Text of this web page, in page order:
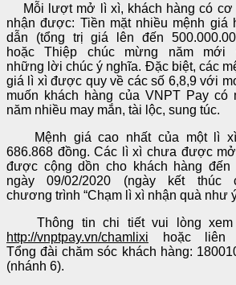
Mỗi lượt mở lì xì, khách hàng có cơ
nhận được: Tiền mặt nhiều mệnh giá
dẫn (tổng trị giá lên đến
hoặc Thiệp chúc mừng năm mới
những lời chúc ý nghĩa. Đặc biệt, các
giá lì xì được quy về các số 6,8,9 với
muốn khách hàng của VNPT Pay có
năm nhiều may mắn, tài lộc, sung túc.
Mệnh giá cao nhất của một lì
686.868 đồng. Các lì xì chưa được
được cộng dồn cho khách hàng đến
ngày 09/02/2020 (ngày kết thúc
chương trình “Chạm lì xì nhận quà như
Thông tin chi tiết vui lòng xem
http://vnptpay.vn/chamlixi hoặc liên
Tổng đài chăm sóc khách hàng:
(nhánh 6).